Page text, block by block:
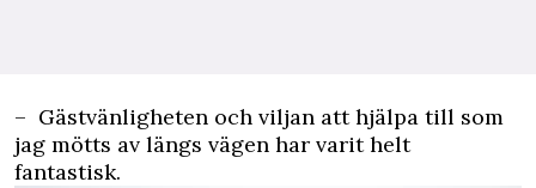
– Gästvänligheten och viljan att hjälpa till som
jag mötts av längs vägen har varit helt
fantastisk.